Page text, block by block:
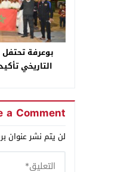
بوعرفة
التاريخي
a Comment
لن يتم نشر عنوان